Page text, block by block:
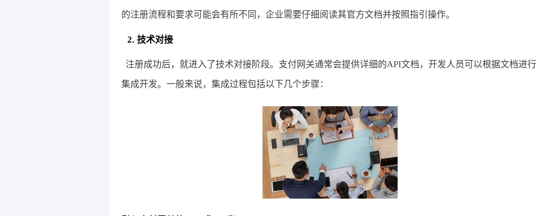
的注册流程和要求可能会有所不同，企业需要仔细阅读其官方文档并按照指引操作。
2. 技术对接
注册成功后，就进入了技术对接阶段。支付网关通常会提供详细的API文档，开发人员可以根据文档进行
集成开发。一般来说，集成过程包括以下几个步骤：